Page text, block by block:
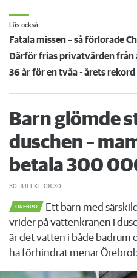
Läs också
36 år för en tvåa - årets
Barn glömde
duschen –
betala 300
30 JULI KL 08:30
ÖREBRO
Ett barn med
vrider på vattenkranen i
är det vatten i både badrum
ha förhindrat menar